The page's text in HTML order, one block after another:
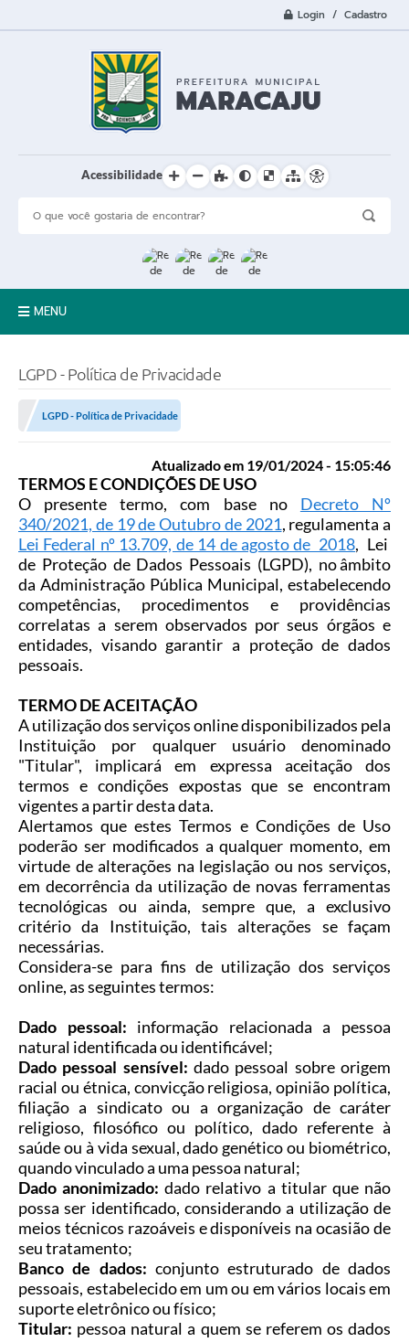
Login / Cadastro
Acessibilidade
MENU
Prefeitura
Diário Oficial
LGPD
Licitações
Transparência
Publicações
Controladoria Geral Municipal
Serviços para o cidadão
Serviços para a empresa
Serviços para o Servidor
Plano Municipal de Enfrentamento da Pandemia em
Decorrência de COVID-19 Comércio - Adesão ao
Protocolo
Plano Municipal de Enfrentamento da Pandemia em
Decorrência de COVID-19 Educação - Adesão ao
Protocolo
Downloads
Telefones Úteis
LGPD - Política de Privacidade
LGPD - Política de Privacidade
Atualizado em 19/01/2024 - 15:05:46
TERMOS E CONDIÇÕES DE USO
O presente termo, com base no Decreto Nº
340/2021, de 19 de Outubro de 2021, regulamenta a
Lei Federal nº 13.709, de 14 de agosto de 2018, Lei
de Proteção de Dados Pessoais (LGPD), no âmbito
da Administração Pública Municipal, estabelecendo
competências, procedimentos e providências
correlatas a serem observados por seus órgãos e
entidades, visando garantir a proteção de dados
pessoais.
TERMO DE ACEITAÇÃO
A utilizaçãodos serviços online disponibilizados pela
Instituição por qualquer usuário denominado
"Titular", implicará em expressa aceitação dos
termos e condições expostas que se encontram
vigentes a partir desta data.
Alertamos que estes Termos e Condições de Uso
poderão ser modificados a qualquer momento, em
virtude de alterações na legislação ou nos serviços,
em decorrência da utilização de novas ferramentas
tecnológicas ou ainda, sempre que, a exclusivo
critério da Instituição, tais alterações se façam
necessárias.
Considera-se para fins de utilização dos serviços
online, as seguintes termos:
Dado pessoal: informação relacionada a pessoa
natural identificada ou identificável;
Dado pessoal sensível: dado pessoal sobre origem
racial ou étnica, convicção religiosa, opinião política,
filiação a sindicato ou a organização de caráter
religioso, filosófico ou político, dado referente à
saúde ou à vida sexual, dado genético ou biométrico,
quando vinculado a uma pessoa natural;
Dado anonimizado: dado relativo a titular que não
possa ser identificado, considerando a utilização de
meios técnicos razoáveis e disponíveis na ocasião de
seu tratamento;
Banco de dados: conjunto estruturado de dados
pessoais, estabelecido em um ou em vários locais em
suporte eletrônico ou físico;
Titular: pessoa natural a quem se referem os dados